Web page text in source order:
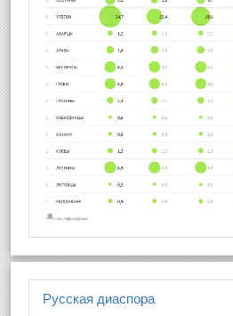
Русская диаспора